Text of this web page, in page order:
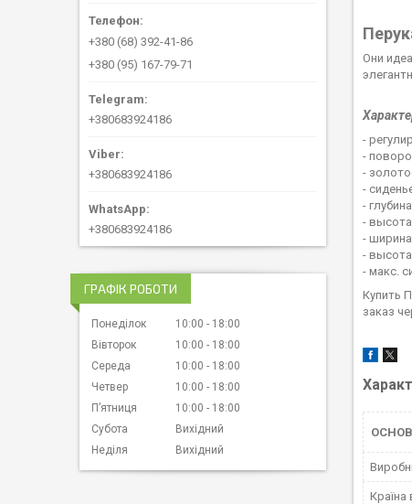
Они
-
-
-
-
-
-
-
-
- макс.
Купить
заказ
Країна
+380 (68) 392-41-86
+380 (95) 167-79-71
+380683924186
+380683924186
+380683924186
ГРАФІК РОБОТИ
Понеділок 10:00
18:00
Вівторок
10:00
18:00
Середа
10:00
18:00
Четвер
10:00
18:00
Пʼятниця
10:00
18:00
Субота
Вихідний
Неділя
Вихідний